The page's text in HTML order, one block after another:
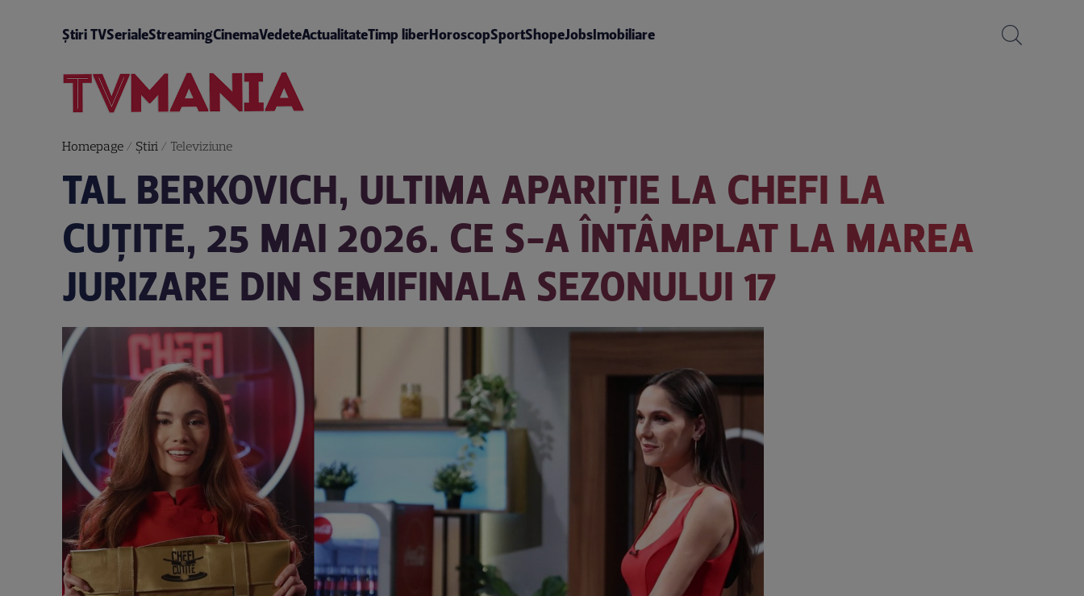
Știri TVSerialeStreamingCinemaVedeteActualitateTimp liberHoroscopSportShopeJobsImobiliare
Homepage/ Știri/ Televiziune
TAL BERKOVICH, ULTIMA APARIȚIE LA CHEFI LA
CUȚITE, 25 MAI 2026. CE S-A ÎNTÂMPLAT LA MAREA
JURIZARE DIN SEMIFINALA SEZONULUI 17